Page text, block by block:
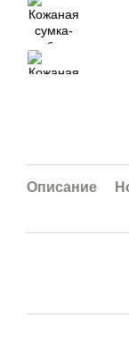
Описание